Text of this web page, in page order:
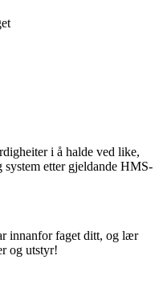
i å halde ved like,
system etter gjeldande HMS-
innanfor faget ditt, og lær
og utstyr!